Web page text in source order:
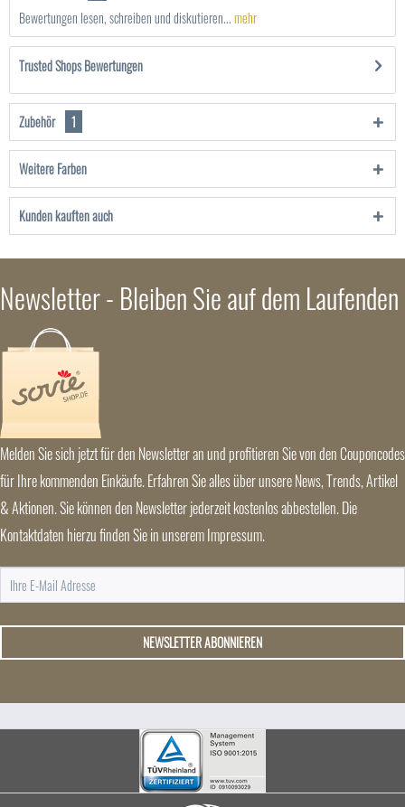
Bewertungen lesen, schreiben und diskutieren...mehr
Trusted Shops Bewertungen
Zubehör 1
Weitere Farben
Kunden kauften auch
Newsletter - Bleiben Sie auf dem Laufenden
Melden Sie sich jetzt für den Newsletter an und profitieren Sie von den Couponcodes
für Ihre kommenden Einkäufe. Erfahren Sie alles über unsere News, Trends, Artikel
& Aktionen. Sie können den Newsletter jederzeit kostenlos abbestellen. Die
Kontaktdaten hierzu finden Sie in unserem Impressum.
NEWSLETTER ABONNIEREN